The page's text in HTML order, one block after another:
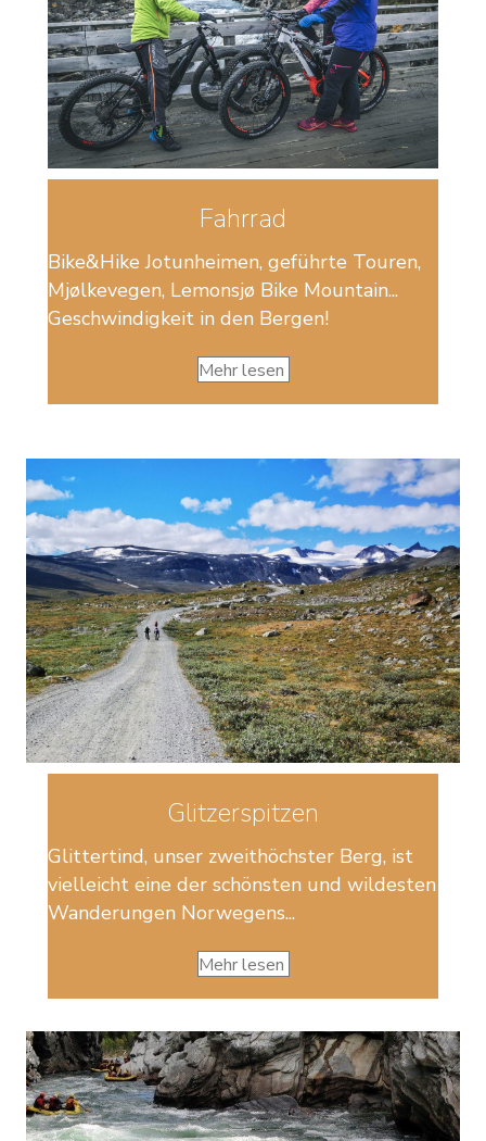
Fahrrad
Bike&Hike Jotunheimen, geführte Touren,
Mjølkevegen, Lemonsjø Bike Mountain...
Geschwindigkeit in den Bergen!
Mehr lesen
Glitzerspitzen
Glittertind, unser zweithöchster Berg, ist
vielleicht eine der schönsten und wildesten
Wanderungen Norwegens...
Mehr lesen